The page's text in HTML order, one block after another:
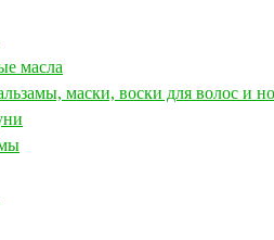
масла
маски, воски для волос и